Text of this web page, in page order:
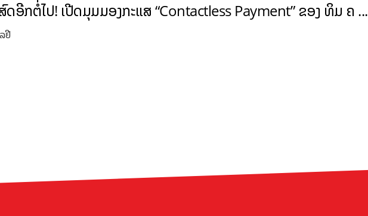
ດອີກຕໍ່ໄປ! ເປີດມຸມມອງກະແສ “Contactless Payment” ຂອງ ທິມ ຄ ...
ຢີ